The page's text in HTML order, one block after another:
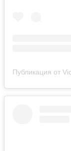
Публикация от